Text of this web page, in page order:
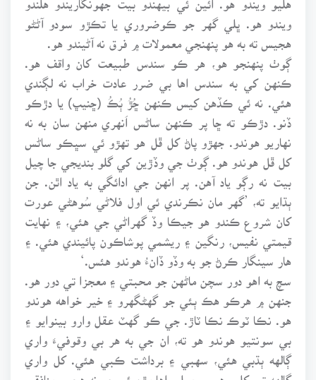
ويندو هو. ڀلي گهر جو ڪوضروري يا تڪڙو سودو آڻڻو
هجيس ته به هو پنهنجي معمولات ۾ فرق نه آڻيندو هو.
ڳوٺ پنهنجو هو، هر ڪو سندس طبيعت کان واقف هو.
ڪنهن کي به سندس اها بي ضرر عادت خراب نه لڳندي
هئي. نه ئي ڪڏهن کيس ڪنهن ڇُڙُ ٻُڪُ (ڇنيڀ) يا دڙڪو
ڏنو. دڙڪو ته ڇا پر ڪنهن ساڻس اَنهري منهن سان به نه
نهاريو هوندو. جهڙو پاڻ کل ڦل هو تهڙو ئي سڀڪو ساڻس
کل ڦل هوندو هو. ڳوٺ جي وڏڙين کي گلو بنديجي جا چيل
بيت نه رڳو ياد آهن. پر انهن جي ادائگي به ياد اٿن. جن
ٻڌايو ته، ’گهر مان نڪرندي ئي اول فلاڻي سُوهڻي عورت
کان شروع ڪندو هو جيڪا وڏ گهراڻي جي هئي، ۽ نهايت
قيمتي نفيس، رنگين ۽ ريشمي پوشاڪون پائيندي هئي. ۽
هار سينگار ڪرڻ جو به وڏو ڏانءُ هوندو هئس.‘
سچ به اهو دور سچن ماڻهن جو محبتي ۽ معجزا تي دور هو.
جنهن ۾ هرڪو هڪ ٻئي جو گهڻگهرو ۽ خير خواهه هوندو
هو. نڪا ٽوڪ نڪا ٽاڙ. جي ڪو گهٽ عقل وارو بينوايو ۽
بي سونتيو هوندو هو ته، ان جي به هر بي وقوفيءَ واري
ڳالهه ٻڌبي هئي، سهبي ۽ برداشت ڪبي هئي. کل واري
ڳالهه تي کلبو هو. پوءِ ڀلي اها مٿن ئي ڇو نه هجي. منافقي